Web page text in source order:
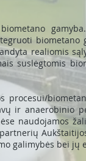
realiomis
suslėgtomis
ir anaerobinio
naudojamos
galimybės bei jų